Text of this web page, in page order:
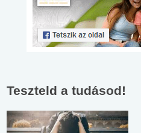
Teszteld a tudásod!